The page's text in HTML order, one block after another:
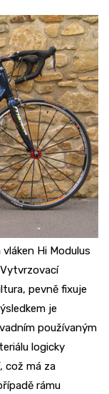
Hi Modulus
pevně fixuje
je
používaným
logicky
což má za
rámu